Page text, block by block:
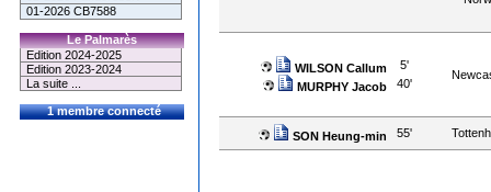
01-2026 CB7588
Le Palmarès
Edition 2024-2025
Edition 2023-2024
La suite ...
1 membre connecté
WILSON Callum
5'
MURPHY Jacob
40'
SON Heung-min 55'